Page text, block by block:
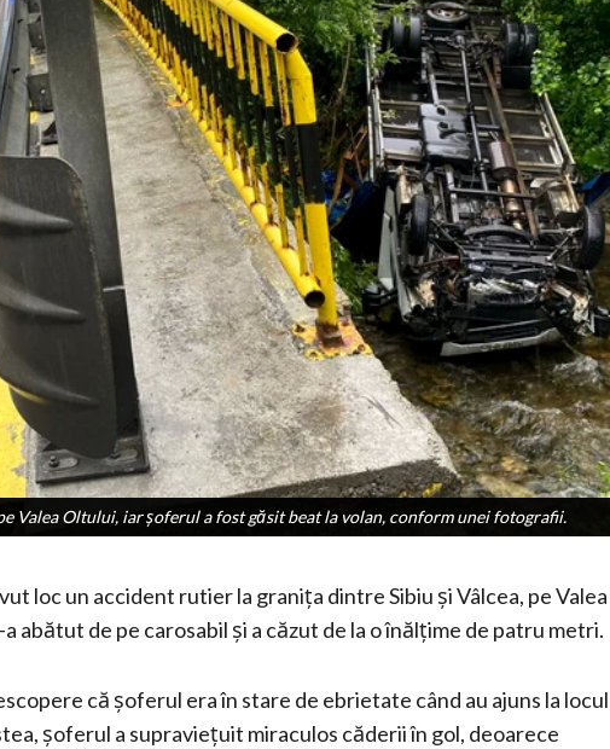
Valea Oltului, iar șoferul a fost găsit beat la volan, conform unei fotografii.
Valea Oltului, iar șoferul a fost găsit beat la volan, conform unei fotografii.
loc un accident rutier la granița dintre Sibiu și Vâlcea, pe Valea
abătut de pe carosabil și a căzut de la o înălțime de patru metri.
că șoferul era în stare de ebrietate când au ajuns la locul
șoferul a supraviețuit miraculos căderii în gol, deoarece